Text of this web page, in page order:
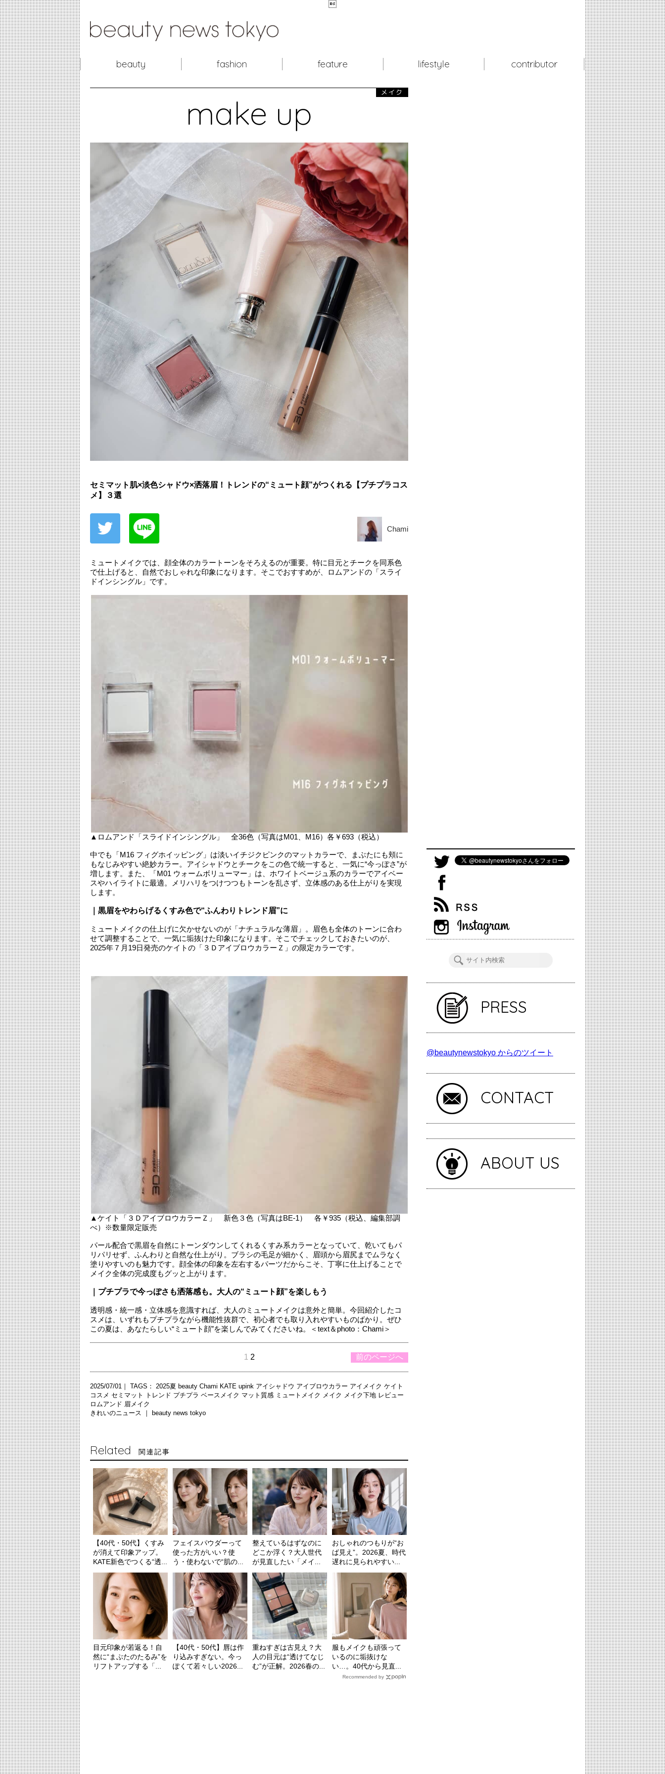

beauty fashion feature lifestyle contributor
make up
メイク
セミマット肌×淡色シャドウ×洒落眉！トレンドの“ミュート顔”がつくれる【プチプラコス
メ】３選
Chami
ミュートメイクでは、顔全体のカラートーンをそろえるのが重要。特に目元とチークを同系色
で仕上げると、自然でおしゃれな印象になります。そこでおすすめが、ロムアンドの「スライ
ドインシングル」です。
▲ロムアンド「スライドインシングル」 全36色（写真はM01、M16）各￥693（税込）
中でも「M16 フィグホイッピング」は淡いイチジクピンクのマットカラーで、まぶたにも頬に
もなじみやすい絶妙カラー。アイシャドウとチークをこの色で統一すると、一気に“今っぽさ”が
増します。また、「M01 ウォームボリューマー」は、ホワイトベージュ系のカラーでアイベー
スやハイライトに最適。メリハリをつけつつもトーンを乱さず、立体感のある仕上がりを実現
します。
｜黒眉をやわらげるくすみ色で“ふんわりトレンド眉”に
ミュートメイクの仕上げに欠かせないのが「ナチュラルな薄眉」。眉色も全体のトーンに合わ
せて調整することで、一気に垢抜けた印象になります。そこでチェックしておきたいのが、
2025年７月19日発売のケイトの「３ＤアイブロウカラーＺ」の限定カラーです。
▲ケイト「３ＤアイブロウカラーＺ」 新色３色（写真はBE-1） 各￥935（税込、編集部調
べ）※数量限定販売
パール配合で黒眉を自然にトーンダウンしてくれるくすみ系カラーとなっていて、乾いてもパ
リパリせず、ふんわりと自然な仕上がり。ブラシの毛足が細かく、眉頭から眉尻までムラなく
塗りやすいのも魅力です。顔全体の印象を左右するパーツだからこそ、丁寧に仕上げることで
メイク全体の完成度もグッと上がります。
｜プチプラで今っぽさも洒落感も。大人の“ミュート顔”を楽しもう
透明感・統一感・立体感を意識すれば、大人のミュートメイクは意外と簡単。今回紹介したコ
スメは、いずれもプチプラながら機能性抜群で、初心者でも取り入れやすいものばかり。ぜひ
この夏は、あなたらしい“ミュート顔”を楽しんでみてくださいね。＜text＆photo：Chami＞
前のページへ
1 2
2025/07/01｜ TAGS： 2025夏 beauty Chami KATE upink アイシャドウ アイブロウカラー アイメイク ケイト
コスメ セミマット トレンド プチプラ ベースメイク マット質感 ミュートメイク メイク メイク下地 レビュー
ロムアンド 眉メイク
きれいのニュース ｜
beauty news tokyo
Related 関連記事
【40代・50代】くすみ
が消えて印象アップ。
KATE新色でつくる“透...
フェイスパウダーって
使った方がいい？使
う・使わないで“肌の...
整えているはずなのに
どこか浮く？大人世代
が見直したい「メイ...
おしゃれのつもりが“お
ば見え”。2026夏、時代
遅れに見られやすい...
目元印象が若返る！自
然に“まぶたのたるみ”を
リフトアップする「...
【40代・50代】唇は作
り込みすぎない。今っ
ぽくて若々しい2026...
重ねすぎは古見え？大
人の目元は“透けてなじ
む”が正解。2026春の...
服もメイクも頑張って
いるのに垢抜けな
い…。40代から見直...
Recommended by
PRESS
@beautynewstokyo からのツイート
CONTACT
ABOUT US